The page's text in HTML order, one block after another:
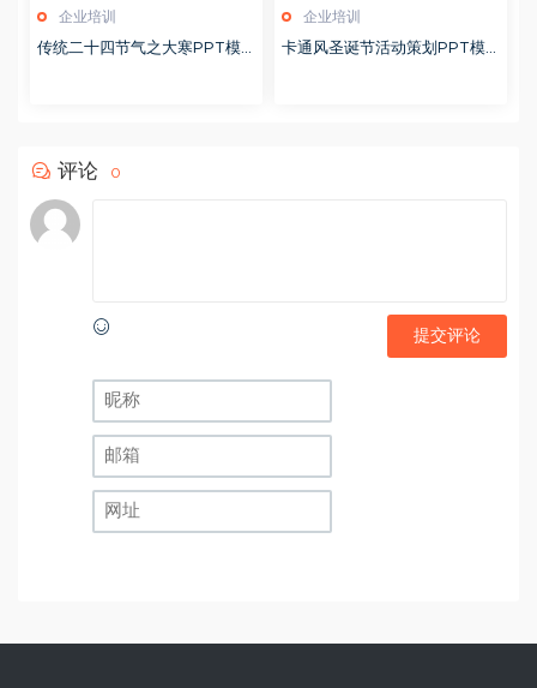
企业培训
传统二十四节气之大寒PPT模
企业培训
卡通风圣诞节活动策划PPT模
评论 0
提交评论